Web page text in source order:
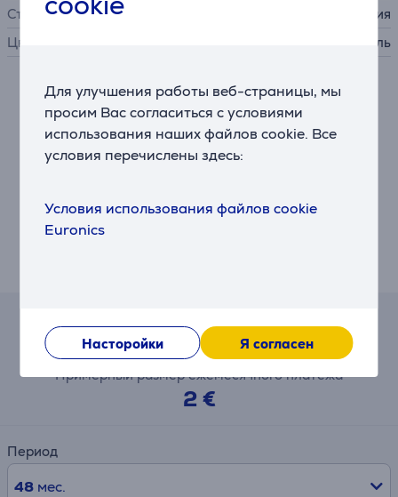
Для улучшения работы веб-страницы, мы
просим Вас согласиться с условиями
использования наших файлов cookie. Все
условия перечислены здесь:
Условия использования файлов cookie
Euronics
Насторойки Я согласен
Страна производства
Германия
Цвет
черный, нержавеющая сталь
Описание
Эргономичная и хорошо сбалансированная рукоятка
нарезку и шинковку. Продуманная конструкция
позволяет уверенно и удобно управлять ножом,
Калькулятор
Примерный размер ежемесячного платежа
2 €
Период
48мес.